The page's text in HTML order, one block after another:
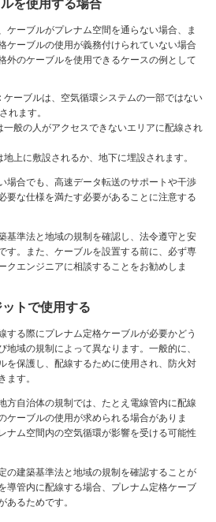
を使用する場合
ケーブルがプレナム空間を通らない場合、ま
ケーブルの使用が義務付けられていない場合
外のケーブルを使用できるケースの例として
ケーブルは、空気循環システムの一部ではない
れます。
一般の人がアクセスできないエリアに配線され
上に敷設されるか、地下に埋設されます。
場合でも、高速データ転送のサポートや干渉
要な仕様を満たす必要があることに注意する
基準法と地域の規制を確認し、法令遵守と安
す。また、ケーブルを設置する前に、必ず専
クエンジニアに相談することをお勧めしま
トで使用する
する際にプレナム定格ケーブルが必要かどう
地域の規制によって異なります。一般的に、
を保護し、配線するために使用され、防火対
ます。
方自治体の規制では、たとえ電線管内に配線
ケーブルの使用が求められる場合がありま
ナム空間内の空気循環が影響を受ける可能性
の建築基準法と地域の規制を確認することが
導管内に配線する場合、プレナム定格ケーブ
あるためです。